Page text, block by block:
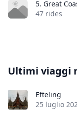
5. Great
47 rides
Ultimi viaggi
Efteling
25 luglio